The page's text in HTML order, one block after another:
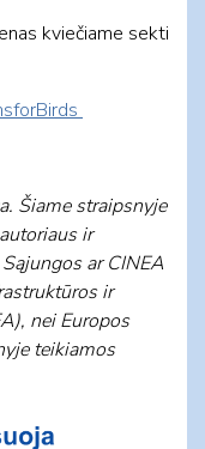
kviečiame sekti
Šiame straipsnyje
ir
ar CINEA
ir
nei Europos
teikiamos